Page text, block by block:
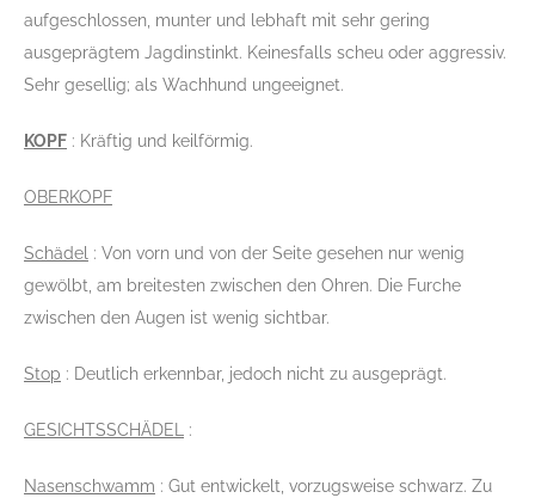
aufgeschlossen, munter und lebhaft mit sehr gering
ausgeprägtem Jagdinstinkt. Keinesfalls scheu oder aggressiv.
Sehr gesellig; als Wachhund ungeeignet.
KOPF : Kräftig und keilförmig.
OBERKOPF
Schädel : Von vorn und von der Seite gesehen nur wenig
gewölbt, am breitesten zwischen den Ohren. Die Furche
zwischen den Augen ist wenig sichtbar.
Stop : Deutlich erkennbar, jedoch nicht zu ausgeprägt.
GESICHTSSCHÄDEL :
Nasenschwamm : Gut entwickelt, vorzugsweise schwarz. Zu